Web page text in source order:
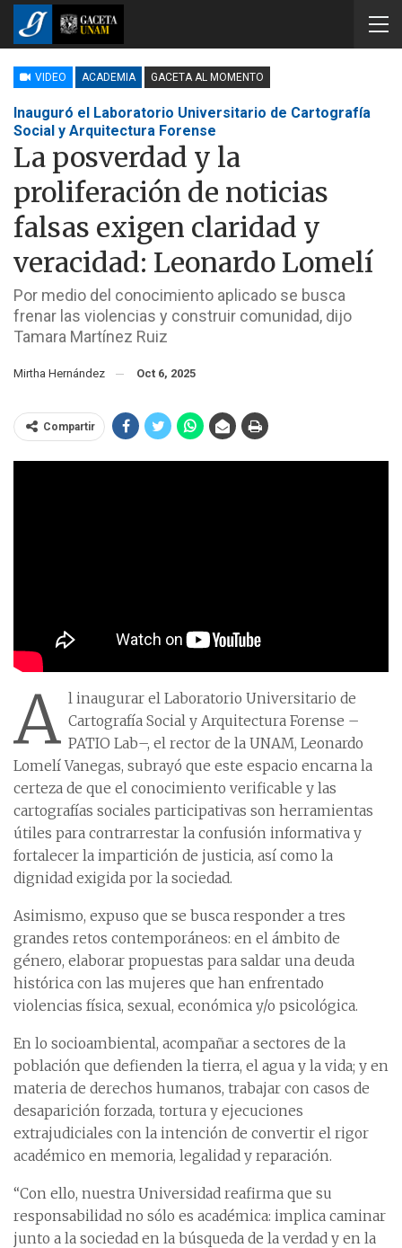
VIDEO ACADEMIA GACETA AL MOMENTO
Inauguró el Laboratorio Universitario de Cartografía
Social y Arquitectura Forense
La posverdad y la
proliferación de noticias
falsas exigen claridad y
veracidad: Leonardo Lomelí
Por medio del conocimiento aplicado se busca
frenar las violencias y construir comunidad, dijo
Tamara Martínez Ruiz
Mirtha Hernández Oct 6, 2025
Compartir
A l inaugurar el Laboratorio Universitario de
Cartografía Social y Arquitectura Forense –
PATIO Lab–, el rector de la UNAM, Leonardo
Lomelí Vanegas, subrayó que este espacio encarna la
certeza de que el conocimiento verificable y las
cartografías sociales participativas son herramientas
útiles para contrarrestar la confusión informativa y
fortalecer la impartición de justicia, así como la
dignidad exigida por la sociedad.
Asimismo, expuso que se busca responder a tres
grandes retos contemporáneos: en el ámbito de
género, elaborar propuestas para saldar una deuda
histórica con las mujeres que han enfrentado
violencias física, sexual, económica y/o psicológica.
En lo socioambiental, acompañar a sectores de la
población que defienden la tierra, el agua y la vida; y en
materia de derechos humanos, trabajar con casos de
desaparición forzada, tortura y ejecuciones
extrajudiciales con la intención de convertir el rigor
académico en memoria, legalidad y reparación.
“Con ello, nuestra Universidad reafirma que su
responsabilidad no sólo es académica: implica caminar
junto a la sociedad en la búsqueda de la verdad y en la